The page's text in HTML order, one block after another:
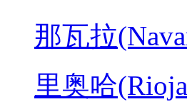
那瓦拉
里奥哈